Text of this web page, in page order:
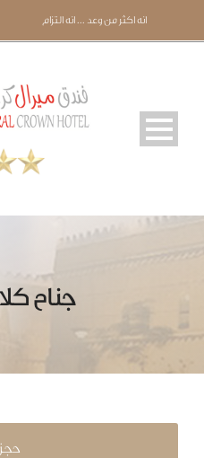
انه اكثر من وعد ... انه التزام
جناح